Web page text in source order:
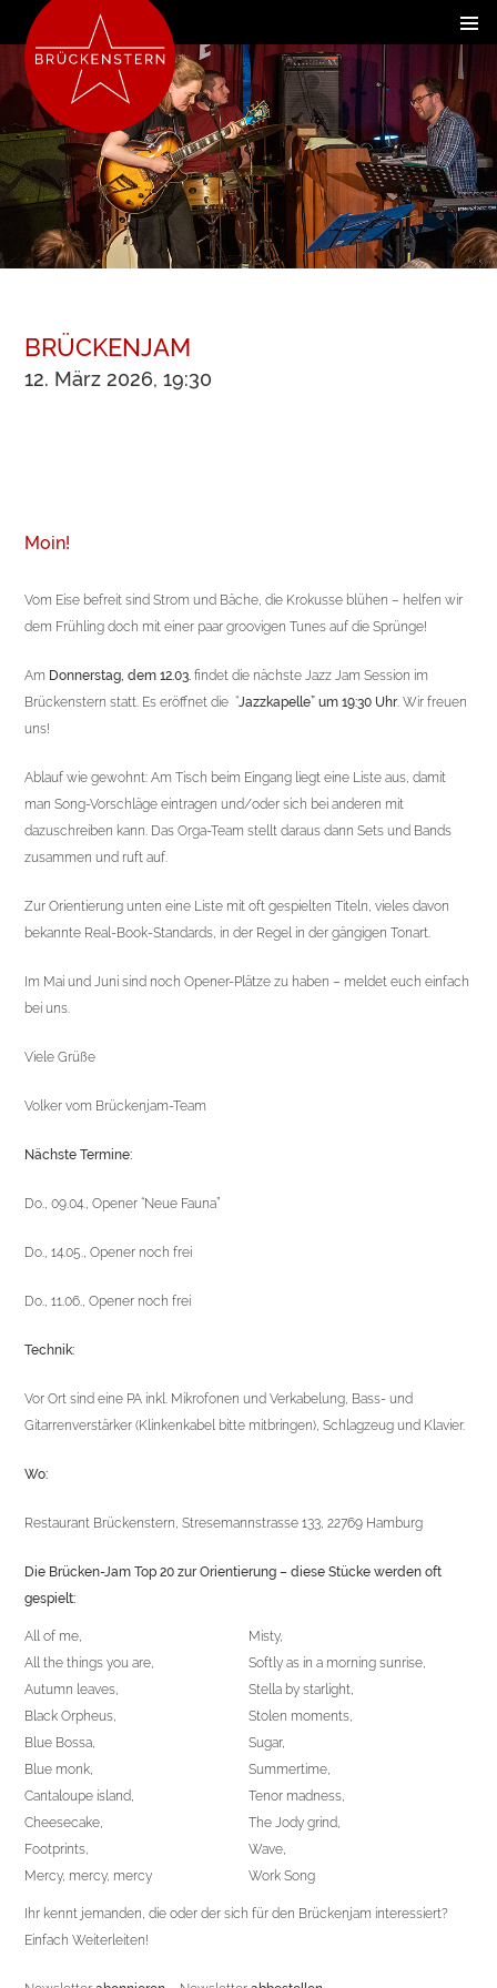
BRÜCKENJAM
12. März 2026, 19:30
Moin!
Vom Eise befreit sind Strom und Bäche, die Krokusse blühen – helfen wir
dem Frühling doch mit einer paar groovigen Tunes auf die Sprünge!
Am Donnerstag, dem 12.03.findet die nächste Jazz Jam Session im
Brückenstern statt. Es eröffnet die “Jazzkapelle” um 19:30 Uhr. Wir freuen
uns!
Ablauf wie gewohnt: Am Tisch beim Eingang liegt eine Liste aus, damit
man Song-Vorschläge eintragen und/oder sich bei anderen mit
dazuschreiben kann. Das Orga-Team stellt daraus dann Sets und Bands
zusammen und ruft auf.
Zur Orientierung unten eine Liste mit oft gespielten Titeln, vieles davon
bekannte Real-Book-Standards, in der Regel in der gängigen Tonart.
Im Mai und Juni sind noch Opener-Plätze zu haben – meldet euch einfach
bei uns.
Viele Grüße
Volker vom Brückenjam-Team
Nächste Termine:
Do., 09.04., Opener “Neue Fauna”
Do., 14.05., Opener noch frei
Do., 11.06., Opener noch frei
Technik:
Vor Ort sind eine PA inkl. Mikrofonen und Verkabelung, Bass- und
Gitarrenverstärker (Klinkenkabel bitte mitbringen), Schlagzeug und Klavier.
Wo:
Restaurant Brückenstern, Stresemannstrasse 133, 22769 Hamburg
Die Brücken-Jam Top 20 zur Orientierung – diese Stücke werden oft
gespielt:
All of me,
All the things you are,
Autumn leaves,
Black Orpheus,
Blue Bossa,
Blue monk,
Cantaloupe island,
Cheesecake,
Footprints,
Mercy, mercy, mercy
Misty,
Softly as in a morning sunrise,
Stella by starlight,
Stolen moments,
Sugar,
Summertime,
Tenor madness,
The Jody grind,
Wave,
Work Song
Ihr kennt jemanden, die oder der sich für den Brückenjam interessiert?
Einfach Weiterleiten!